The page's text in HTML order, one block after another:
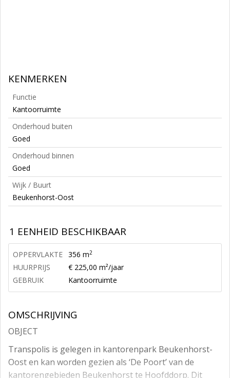
KENMERKEN
Functie
Kantoorruimte
Onderhoud buiten
Goed
Onderhoud binnen
Goed
Wijk / Buurt
Beukenhorst-Oost
1 EENHEID BESCHIKBAAR
OPPERVLAKTE 356 m2
HUURPRIJS
€ 225,00 m²/jaar
GEBRUIK
Kantoorruimte
OMSCHRIJVING
OBJECT
Transpolis is gelegen in kantorenpark Beukenhorst-
Oost en kan worden gezien als ‘De Poort’ van de
kantorengebieden Beukenhorst te Hoofddorp. Dit